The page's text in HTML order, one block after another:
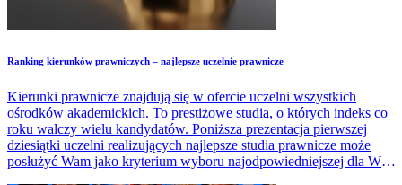
Ranking kierunków prawniczych – najlepsze uczelnie prawnicze
Kierunki prawnicze znajdują się w ofercie uczelni wszystkich
ośrodków akademickich. To prestiżowe studia, o których indeks co
roku walczy wielu kandydatów. Poniższa prezentacja pierwszej
dziesiątki uczelni realizujących najlepsze studia prawnicze może
posłużyć Wam jako kryterium wyboru najodpowiedniejszej dla Was